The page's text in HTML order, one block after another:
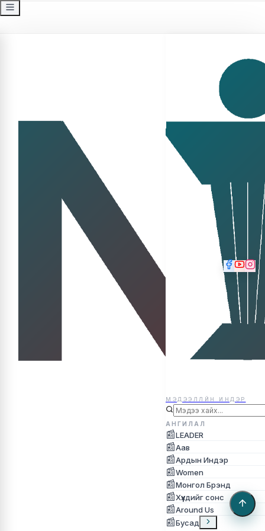
МЭДЭЭЛЛЙН ИНДЭР
АНГИЛАЛ
📰LEADER
📰Аав
📰Ардын Индэр
📰Women
📰Монгол Брэнд
📰Хүүхдийг сонс
📰Around Us
📰Бусад